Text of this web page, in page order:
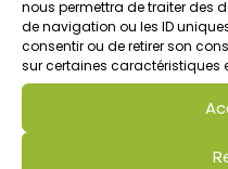
nous permettra de traiter des
de navigation ou les ID
consentir ou de retirer son
sur certaines caractéristiques
Activité tirée du livreLes
Ghislaine Deniau, éditions
Crédits photos @J.-J.
A propos de l’ouvrage :
45 activités pour faire